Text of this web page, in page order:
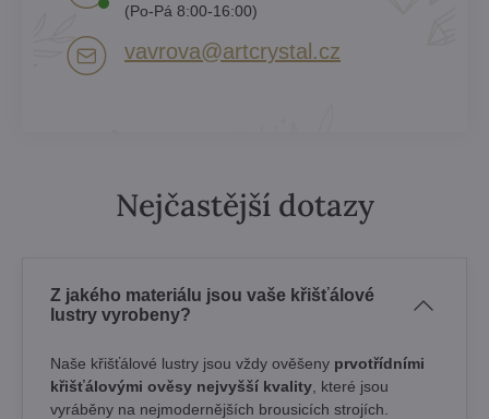
(Po-Pá 8:00-16:00)
vavrova​@artcrystal​.cz
Nejčastější dotazy
Z jakého materiálu jsou vaše křišťálové
lustry vyrobeny?
Naše křišťálové lustry jsou vždy ověšeny prvotřídními
křišťálovými ověsy nejvyšší kvality , které jsou
vyráběny na nejmodernějších brousicích strojích.